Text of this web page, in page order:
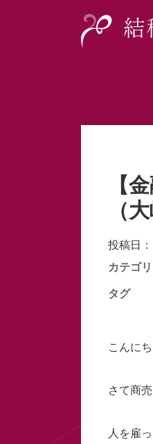
【
（
投稿日：
カテゴ
タグ
こんに
さて商
人を雇